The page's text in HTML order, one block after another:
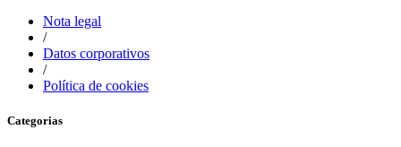
Nota legal
/
Datos corporativos
/
Política de cookies
Categorias